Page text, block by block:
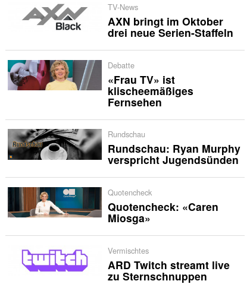
TV-News
AXN bringt im Oktober
drei neue Serien-Staffeln
Debatte
«Frau TV» ist
klischeemäßiges
Fernsehen
Rundschau
Rundschau: Ryan Murphy
verspricht Jugendsünden
Quotencheck
Quotencheck: «Caren
Miosga»
Vermischtes
ARD Twitch streamt live
zu Sternschnuppen